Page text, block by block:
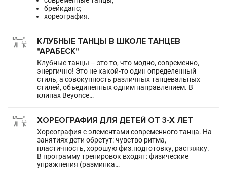
брейкданс;
хореография.
КЛУБНЫЕ ТАНЦЫ В ШКОЛЕ ТАНЦЕВ
"АРАБЕСК"
Клубные танцы – это то, что модно, современно,
энергично! Это не какой-то один определенный
стиль, а совокупность различных танцевальных
стилей, объединенных одним направлением. В
клипах Beyonce…
ХОРЕОГРАФИЯ ДЛЯ ДЕТЕЙ ОТ 3-Х ЛЕТ
Хореография с элементами современного танца. На
занятиях дети обретут: чувство ритма,
пластичность, хорошую физ.подготовку, растяжку.
В программу тренировок входят: физические
упражнения (разминка…